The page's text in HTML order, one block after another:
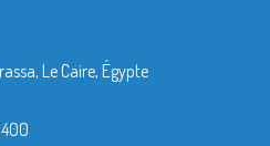
Le Caire, Égypte